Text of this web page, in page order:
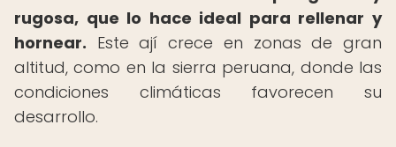
rugosa, que lo hace ideal para rellenar y
hornear. Este ají crece en zonas de gran
altitud, como en la sierra peruana, donde las
condiciones climáticas favorecen su
desarrollo.